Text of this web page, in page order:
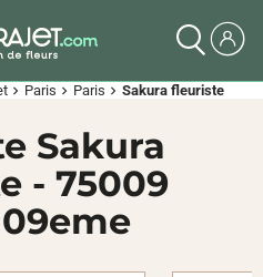
chevron_right Paris chevron_right Paris chevron_right Sakura fleuriste
Sakura
- 75009